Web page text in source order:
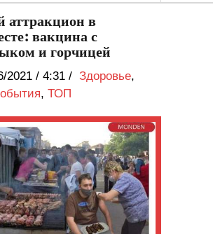
аттракцион в
вакцина с
и горчицей
2021 / 4:31 / Здоровье,
, ТОП